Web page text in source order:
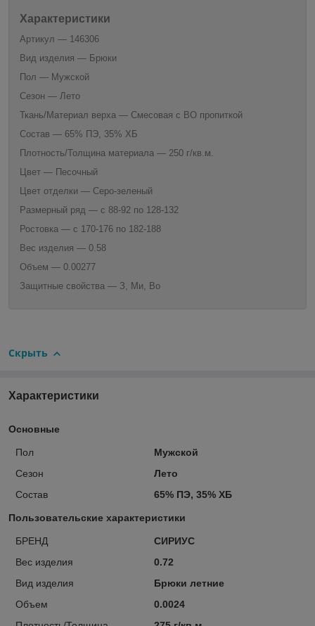
Характеристики
Артикул — 146306
Вид изделия — Брюки
Пол — Мужской
Сезон — Лето
Ткань/Материал верха — Смесовая с ВО пропиткой
Состав — 65% ПЭ, 35% ХБ
Плотность/Толщина материала — 250 г/кв.м.
Цвет — Песочный
Цвет отделки — Серо-зеленый
Размерный ряд — с 88-92 по 128-132
Ростовка — с 170-176 по 182-188
Вес изделия — 0.58
Объем — 0.00277
Защитные свойства — З, Ми, Во
Скрыть
Характеристики
Основные
Пол
Мужской
Сезон
Лето
Состав
65% ПЭ, 35% ХБ
Пользовательские характеристики
БРЕНД
СИРИУС
Вес изделия
0.72
Вид изделия
Брюки летние
Объем
0.0024